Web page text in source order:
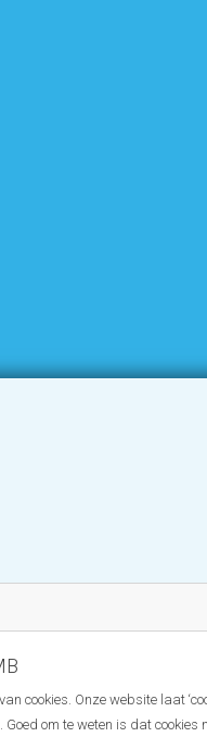
cookies. Onze website laat
om te weten is dat